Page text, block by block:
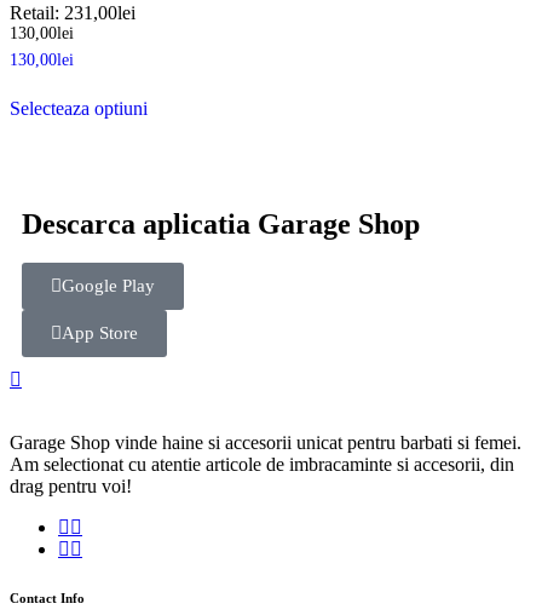
Retail: 231,00lei
130,00lei
130,00lei
Selecteaza optiuni
Descarca aplicatia Garage Shop
Google Play
App Store
Garage Shop vinde haine si accesorii unicat pentru barbati si femei.
Am selectionat cu atentie articole de imbracaminte si accesorii, din
drag pentru voi!
Contact Info